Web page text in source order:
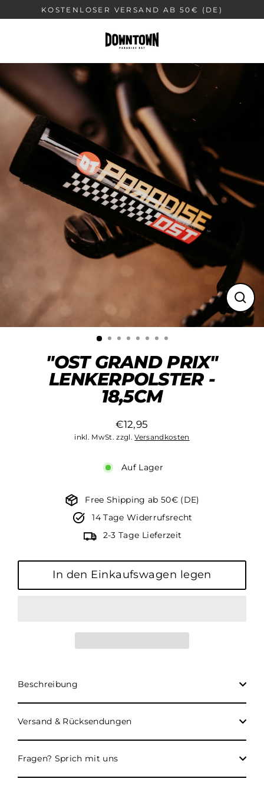
zum
KOSTENLOSER VERSAND AB 50€ (DE)
(Esc)
"OST GRAND PRIX"
LENKERPOLSTER -
18,5CM
Normaler
Preis
€12,95
inkl. MwSt. zzgl.Versandkosten
Auf Lager
Free Shipping ab 50€ (DE)
14 Tage Widerrufsrecht
2-3 Tage Lieferzeit
In den Einkaufswagen legen
Beschreibung
Versand & Rücksendungen
Fragen? Sprich mit uns